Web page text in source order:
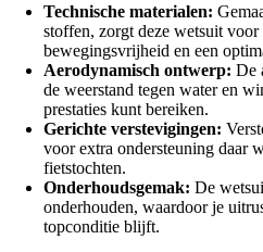
Technische materialen:
stoffen, zorgt deze wetsuit voor
bewegingsvrijheid en een
Aerodynamisch ontwerp: De
de weerstand tegen water en
prestaties kunt bereiken.
Gerichte verstevigingen:
voor extra ondersteuning daar
fietstochten.
Onderhoudsgemak: De
onderhouden, waardoor je
topconditie blijft.